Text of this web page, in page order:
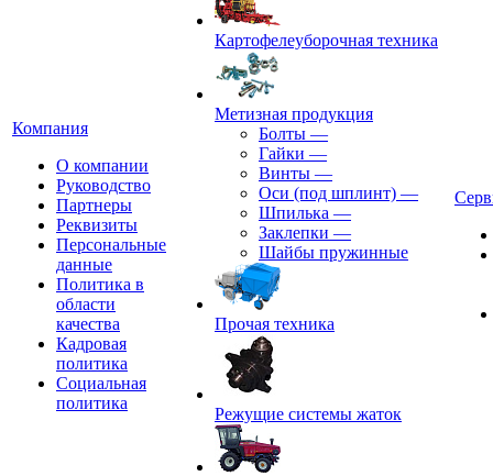
Компания
О компании
Руководство
Партнеры
Реквизиты
Персональные
данные
Политика в
области
качества
Кадровая
политика
Социальная
политика
Картофелеуборочная техника
Метизная продукция
Болты —
Гайки —
Винты —
Оси (под шплинт) —
Шпилька —
Заклепки —
Шайбы пружинные
Прочая техника
Режущие системы жаток